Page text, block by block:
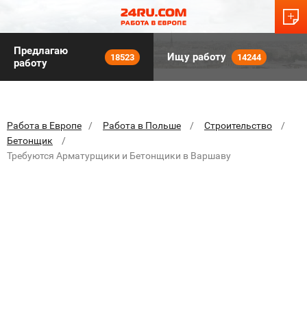
Предлагаю
работу
18523 Ищу работу 14244
Работа в Европе Работа в Польше
Строительство
Бетонщик
Требуются Арматурщики и Бетонщики в Варшаву